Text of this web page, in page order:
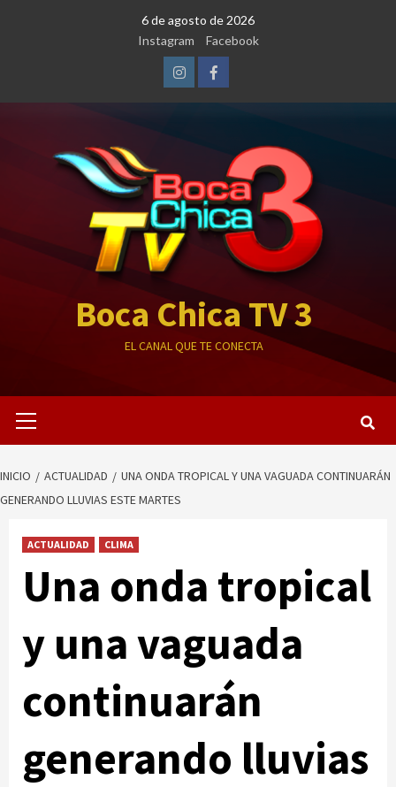
6 de agosto de 2026
Instagram
Facebook
InstagramFacebook
Boca Chica TV 3
EL CANAL QUE TE CONECTA
primario
INICIO ACTUALIDAD
UNA ONDA TROPICAL Y UNA VAGUADA CONTINUARÁN
GENERANDO LLUVIAS ESTE MARTES
ACTUALIDAD CLIMA
Una onda tropical
y una vaguada
continuarán
generando lluvias